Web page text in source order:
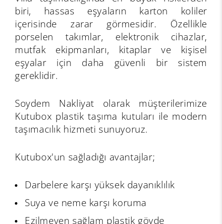
biri, hassas eşyaların karton koliler
içerisinde zarar görmesidir. Özellikle
porselen takımlar, elektronik cihazlar,
mutfak ekipmanları, kitaplar ve kişisel
eşyalar için daha güvenli bir sistem
gereklidir.
Soydem Nakliyat olarak müşterilerimize
Kutubox plastik taşıma kutuları ile modern
taşımacılık hizmeti sunuyoruz.
Kutubox'un sağladığı avantajlar;
Darbelere karşı yüksek dayanıklılık
Suya ve neme karşı koruma
Ezilmeyen sağlam plastik gövde